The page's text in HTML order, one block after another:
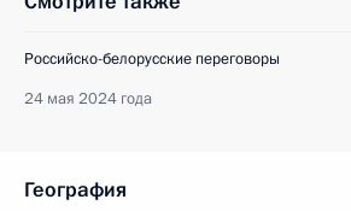
Российско-белорусские переговоры
24 мая 2024 года
География